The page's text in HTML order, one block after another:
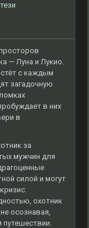
— Луна и Лукио.
с каждым
загадочную
в них
в
за
мужчин для
силой и могут
охотник
осознавая,
путешествии.